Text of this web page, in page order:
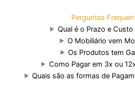
Perguntas
Qual é o Prazo e
O Mobiliário vem
Os Produtos tem
Como Pagar em 3x ou
Quais são as formas de